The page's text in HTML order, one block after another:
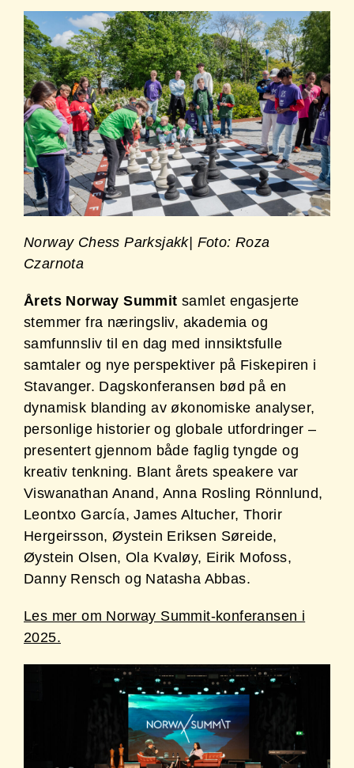
Norway Chess Parksjakk| Foto: Roza
Czarnota
Årets Norway Summit samlet engasjerte
stemmer fra næringsliv, akademia og
samfunnsliv til en dag med innsiktsfulle
samtaler og nye perspektiver på Fiskepiren i
Stavanger. Dagskonferansen bød på en
dynamisk blanding av økonomiske analyser,
personlige historier og globale utfordringer –
presentert gjennom både faglig tyngde og
kreativ tenkning. Blant årets speakere var
Viswanathan Anand, Anna Rosling Rönnlund,
Leontxo García, James Altucher, Thorir
Hergeirsson, Øystein Eriksen Søreide,
Øystein Olsen, Ola Kvaløy, Eirik Mofoss,
Danny Rensch og Natasha Abbas.
Les mer om Norway Summit-konferansen i
2025.